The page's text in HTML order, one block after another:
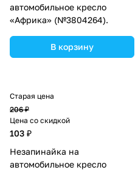
автомобильное кресло
«Африка» (№3804264).
В корзину
Старая цена
206 ₽
Цена со скидкой
103 ₽
Незапинайка на
автомобильное кресло